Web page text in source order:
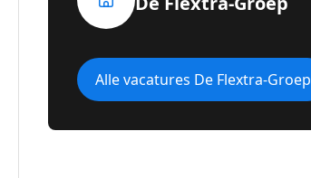
Alle vacatures De Flextra-Groep